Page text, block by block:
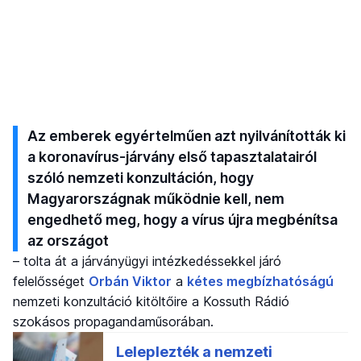
Az emberek egyértelműen azt nyilvánították ki
a koronavírus-járvány első tapasztalatairól
szóló nemzeti konzultáción, hogy
Magyarországnak működnie kell, nem
engedhető meg, hogy a vírus újra megbénítsa
az országot
– tolta át a járványügyi intézkedéssekkel járó
felelősséget Orbán Viktor a kétes megbízhatóságú
nemzeti konzultáció kitöltőire a Kossuth Rádió
szokásos propagandaműsorában.